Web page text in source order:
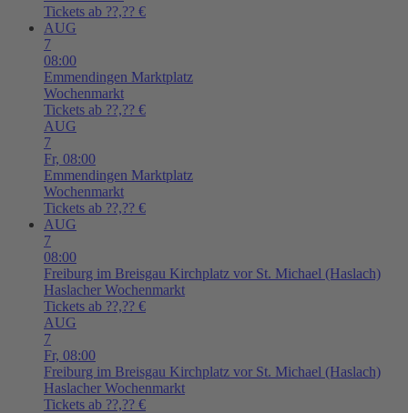
Tickets ab ??,?? €
AUG
7
08:00
Emmendingen Marktplatz
Wochenmarkt
Tickets ab ??,?? €
AUG
7
Fr, 08:00
Emmendingen Marktplatz
Wochenmarkt
Tickets ab ??,?? €
AUG
7
08:00
Freiburg im Breisgau Kirchplatz vor St. Michael (Haslach)
Haslacher Wochenmarkt
Tickets ab ??,?? €
AUG
7
Fr, 08:00
Freiburg im Breisgau Kirchplatz vor St. Michael (Haslach)
Haslacher Wochenmarkt
Tickets ab ??,?? €